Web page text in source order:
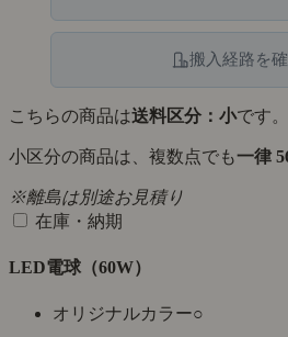
搬入経路を
こちらの商品は送料区分：小です。
小区分の商品は、複数点でも一律
※離島は別途お見積り
在庫・納期
LED電球（60W）
オリジナルカラー○